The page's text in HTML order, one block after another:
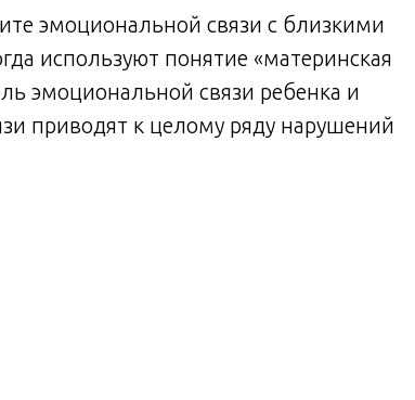
эмоциональной связи с близкими
используют понятие «материнская
эмоциональной связи ребенка и
приводят к целому ряду нарушений